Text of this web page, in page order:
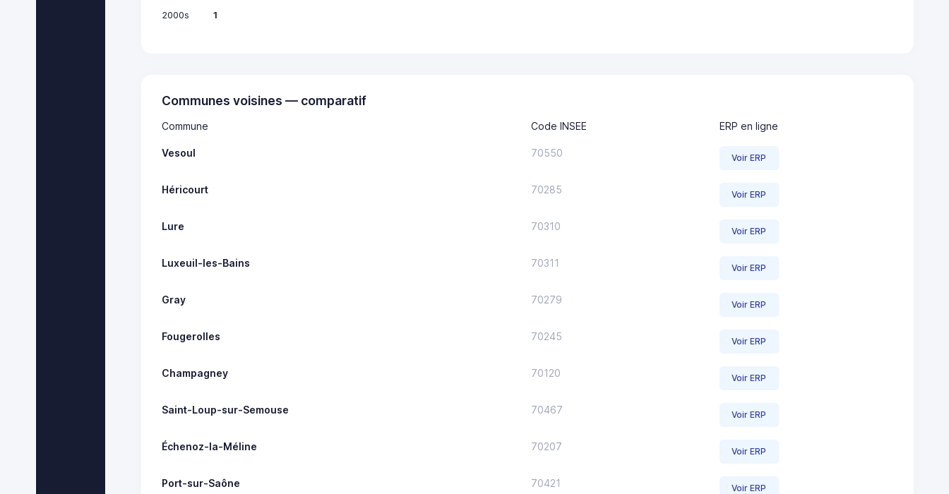
2000s
1
Communes voisines — comparatif
Commune Code INSEE ERP en ligne
Vesoul 70550 Voir ERP
Héricourt 70285 Voir ERP
Lure 70310 Voir ERP
Luxeuil-les-Bains 70311 Voir ERP
Gray 70279 Voir ERP
Fougerolles 70245 Voir ERP
Champagney 70120 Voir ERP
Saint-Loup-sur-Semouse 70467 Voir ERP
Échenoz-la-Méline 70207 Voir ERP
Port-sur-Saône 70421 Voir ERP